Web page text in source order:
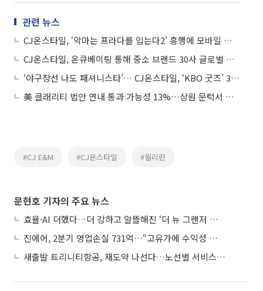
관련 뉴스
CJ온스타일, ‘악마는 프라다를 입는다2’ 흥행에 모바일 이용자 급증
CJ온스타일, 온큐베이팅 통해 중소 브랜드 30사 글로벌 성장 지원
‘야구장선 나도 패셔니스타’… CJ온스타일, ‘KBO 굿즈’ 3만5000개 돌파
美 클래리티 법안 연내 통과 가능성 13%…상원 문턱서 제동
#CJ E&M #CJ온스타일 #윌리런
문현호 기자의 주요 뉴스
효율·AI 더했다…더 강하고 알뜰해진 ‘더 뉴 그랜저 하이브리드’
진에어, 2분기 영업손실 731억…“고유가에 수익성 악화”
새출발 트리니티항공, 재도약 나선다…노선별 서비스 차별화